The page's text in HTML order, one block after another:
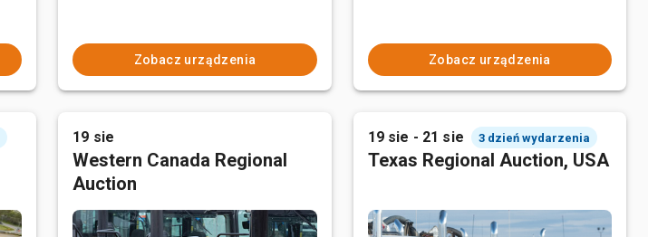
Zobacz urządzenia Zobacz urządzenia
19 sie
Western Canada Regional
Auction
19 sie - 21 sie 3 dzień wydarzenia
Texas Regional Auction, USA